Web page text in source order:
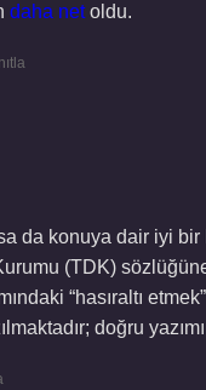
daha netoldu.
da konuya dair iyi bir
(TDK)
“hasıraltı
doğru